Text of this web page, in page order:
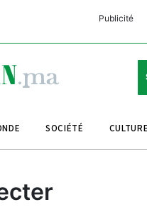
Publicité
Le
Le
SOCIÉTÉ CULTURE